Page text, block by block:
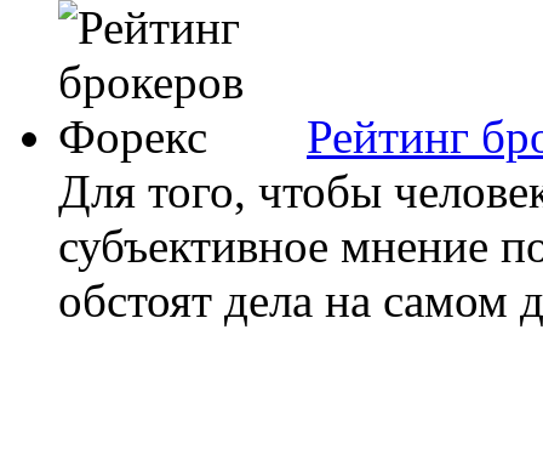
Рейтинг
Для того, чтобы
субъективное мнение
обстоят дела на самом